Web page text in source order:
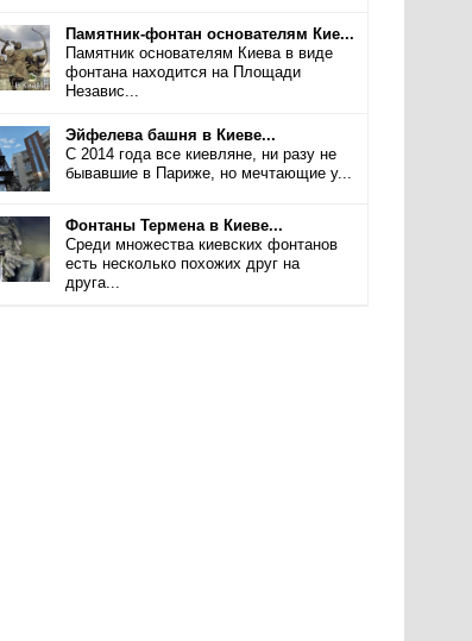
Памятник-фонтан основателям Кие...
Памятник основателям Киева в виде
фонтана находится на Площади
Независ...
Эйфелева башня в Киеве...
С 2014 года все киевляне, ни разу не
бывавшие в Париже, но мечтающие у...
Фонтаны Термена в Киеве...
Среди множества киевских фонтанов
есть несколько похожих друг на
друга...